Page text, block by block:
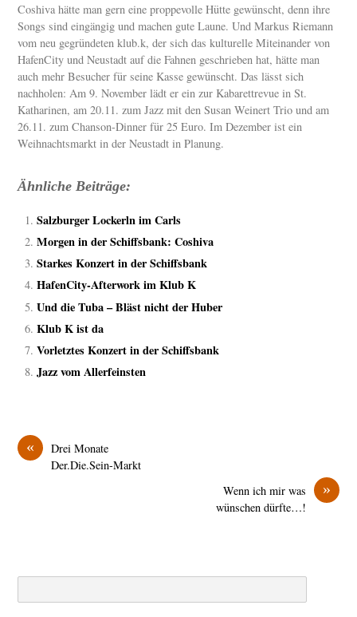
Coshiva hätte man gern eine proppevolle Hütte gewünscht, denn ihre
Songs sind eingängig und machen gute Laune. Und Markus Riemann
vom neu gegründeten klub.k, der sich das kulturelle Miteinander von
HafenCity und Neustadt auf die Fahnen geschrieben hat, hätte man
auch mehr Besucher für seine Kasse gewünscht. Das lässt sich
nachholen: Am 9. November lädt er ein zur Kabarettrevue in St.
Katharinen, am 20.11. zum Jazz mit den Susan Weinert Trio und am
26.11. zum Chanson-Dinner für 25 Euro. Im Dezember ist ein
Weihnachtsmarkt in der Neustadt in Planung.
Ähnliche Beiträge:
Salzburger Lockerln im Carls
Morgen in der Schiffsbank: Coshiva
Starkes Konzert in der Schiffsbank
HafenCity-Afterwork im Klub K
Und die Tuba – Bläst nicht der Huber
Klub K ist da
Vorletztes Konzert in der Schiffsbank
Jazz vom Allerfeinsten
«
Drei Monate
Der.Die.Sein-Markt
»
Wenn ich mir was
wünschen dürfte…!